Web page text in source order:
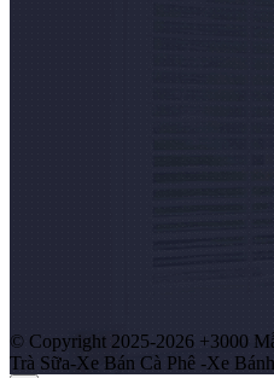
© Copyright 2025-2026 +3000
Trà Sữa-Xe Bán Cà Phê -Xe